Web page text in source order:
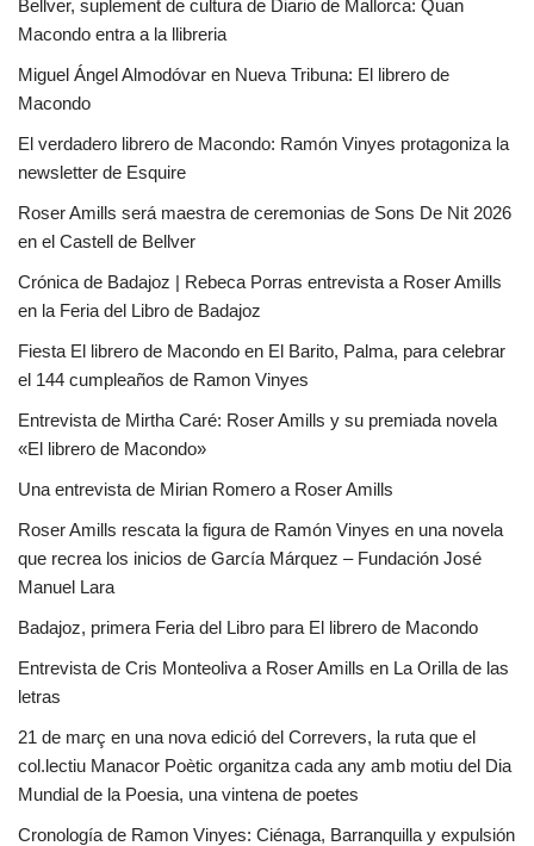
Bellver, suplement de cultura de Diario de Mallorca: Quan
Macondo entra a la llibreria
Miguel Ángel Almodóvar en Nueva Tribuna: El librero de
Macondo
El verdadero librero de Macondo: Ramón Vinyes protagoniza la
newsletter de Esquire
Roser Amills será maestra de ceremonias de Sons De Nit 2026
en el Castell de Bellver
Crónica de Badajoz | Rebeca Porras entrevista a Roser Amills
en la Feria del Libro de Badajoz
Fiesta El librero de Macondo en El Barito, Palma, para celebrar
el 144 cumpleaños de Ramon Vinyes
Entrevista de Mirtha Caré: Roser Amills y su premiada novela
«El librero de Macondo»
Una entrevista de Mirian Romero a Roser Amills
Roser Amills rescata la figura de Ramón Vinyes en una novela
que recrea los inicios de García Márquez – Fundación José
Manuel Lara
Badajoz, primera Feria del Libro para El librero de Macondo
Entrevista de Cris Monteoliva a Roser Amills en La Orilla de las
letras
21 de març en una nova edició del Correvers, la ruta que el
col.lectiu Manacor Poètic organitza cada any amb motiu del Dia
Mundial de la Poesia, una vintena de poetes
Cronología de Ramon Vinyes: Ciénaga, Barranquilla y expulsión